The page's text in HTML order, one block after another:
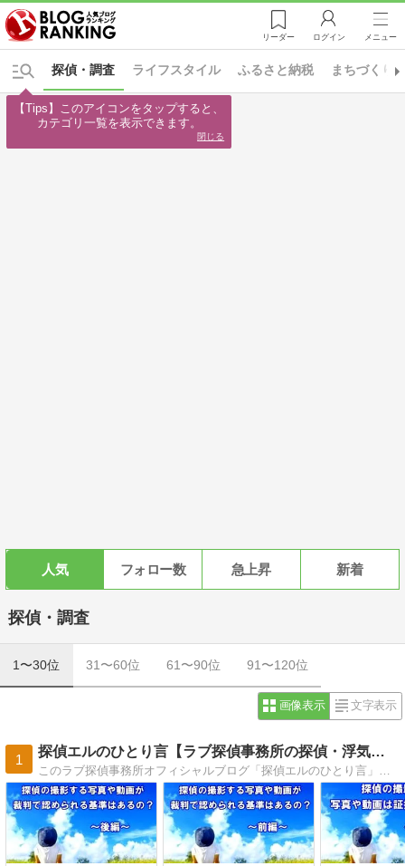
リーダー ログイン メニュー
ライフスタイル ふるさと納税 まちづくり
探偵・調査
人気 フォロー数 急上昇 新着
探偵・調査
1〜30位 31〜60位 61〜90位 91〜120位
画像表示 文字表示
1
探偵エルのひとり言【ラブ探偵事務所の探偵・浮気調査ブログ】
【Tips】このアイコンをタップすると、
カテゴリ一覧を表示できます。
閉じる